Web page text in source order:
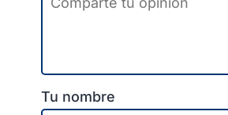
Tu nombre